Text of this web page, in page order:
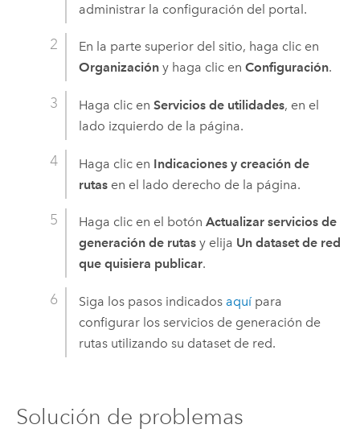
administrar la configuración del portal.
En la parte superior del sitio, haga clic en
Organización y haga clic enConfiguración.
Haga clic enServicios de utilidades, en el
lado izquierdo de la página.
Haga clic en Indicaciones y creación de
rutas en el lado derecho de la página.
Haga clic en el botónActualizar servicios de
generación de rutas y elija Un dataset de red
que quisiera publicar.
Siga los pasos indicados aquípara
configurar los servicios de generación de
rutas utilizando su dataset de red.
Solución de problemas